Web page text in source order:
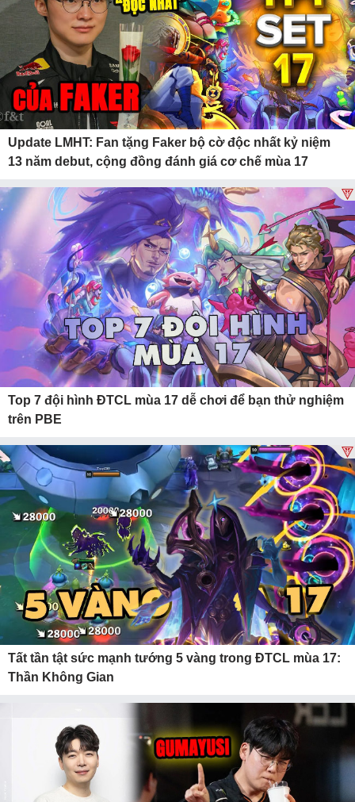
Update LMHT: Fan tặng Faker bộ cờ độc nhất kỷ niệm
13 năm debut, cộng đồng đánh giá cơ chế mùa 17
Top 7 đội hình ĐTCL mùa 17 dễ chơi để bạn thử nghiệm
trên PBE
Tất tần tật sức mạnh tướng 5 vàng trong ĐTCL mùa 17:
Thần Không Gian